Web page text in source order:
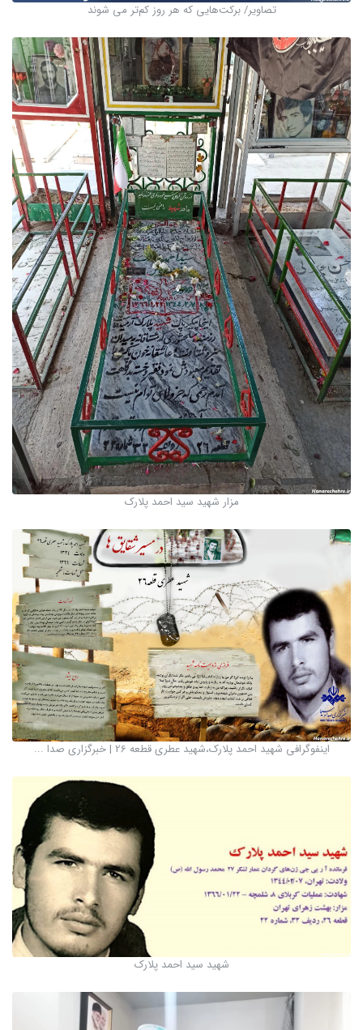
تصاویر/ برکت‌هایی که هر روز کم‌تر می شوند
مزار شهید سید احمد پلارک
اینفوگرافی شهید احمد پلارک،شهید عطری قطعه 26 | خبرگزاری صدا ...
شهید سید احمد پلارک